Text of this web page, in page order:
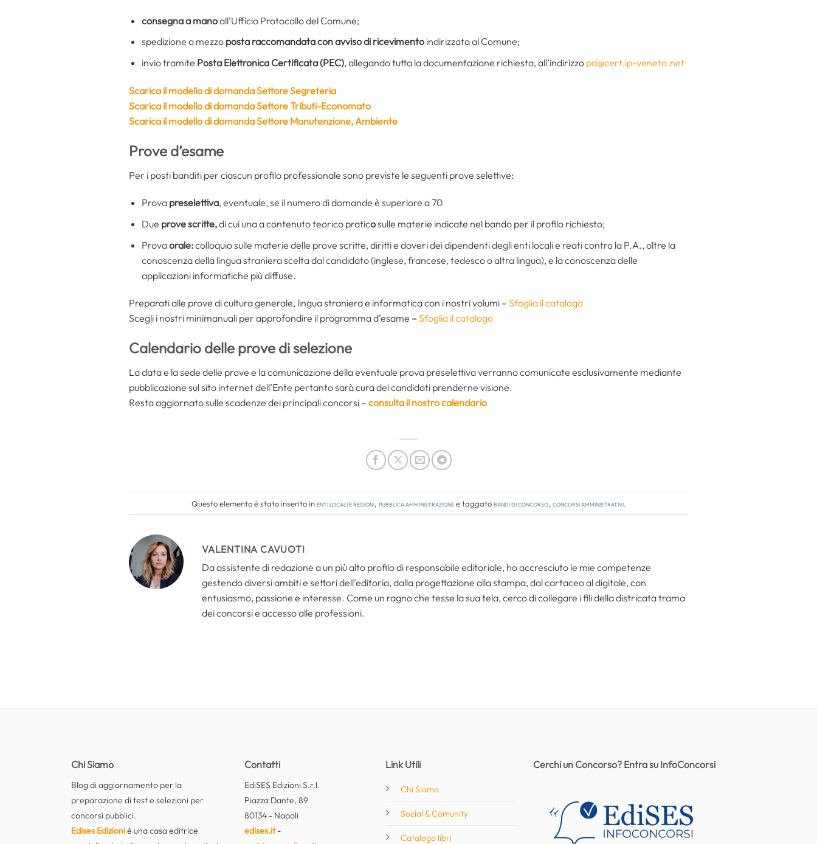
consegna a manoall’Ufficio Protocollo del Comune;
spedizione a mezzo posta raccomandata con avviso di ricevimentoindirizzata al Comune;
invio tramite Posta Elettronica Certificata (PEC), allegando tutta la documentazione richiesta, all’indirizzo pd@cert.ip-veneto.net
Scarica il modello di domanda Settore Segreteria
Scarica il modello di domanda Settore Tributi-Economato
Scarica il modello di domanda Settore Manutenzione, Ambiente
Prove d’esame
Per i posti banditi per ciascun profilo professionale sono previste le seguenti prove selettive:
Prova preselettiva, eventuale, se il numero di domande è superiore a 70
Due provescritte,di cui una a contenuto teorico praticosulle materie indicate nel bando per il profilo richiesto;
Provaorale:colloquio sulle materie delle prove scritte, diritti e doveri dei dipendenti degli enti locali e reati contro la P.A., oltre la
conoscenza della lingua straniera scelta dal candidato (inglese, francese, tedesco o altra lingua), e la conoscenza delle
applicazioni informatiche più diffuse.
Preparati alle prove di cultura generale, lingua straniera e informatica con i nostri volumi – Sfoglia il catalogo
Scegli i nostri minimanuali per approfondire il programma d’esame –Sfoglia il catalogo
Calendario delle prove di selezione
La data e la sede delle prove e la comunicazione della eventuale prova preselettiva verranno comunicate esclusivamente mediante
pubblicazione sul sito internet dell’Ente pertanto sarà cura dei candidati prenderne visione.
Resta aggiornato sulle scadenze dei principali concorsi – consulta il nostro calendario
Questo elemento è stato inserito inEnti locali e regioni, Pubblica amministrazionee taggatobandi di concorso, concorsi amministrativi.
VALENTINA CAVUOTI
Da assistente di redazione a un più alto profilo di responsabile editoriale, ho accresciuto le mie competenze
gestendo diversi ambiti e settori dell’editoria, dalla progettazione alla stampa, dal cartaceo al digitale, con
entusiasmo, passione e interesse. Come un ragno che tesse la sua tela, cerco di collegare i fili della districata trama
dei concorsi e accesso alle professioni.
Chi Siamo
Blog di aggiornamento per la
preparazione di test e selezioni per
concorsi pubblici.
Edises Edizioniè una casa editrice
Contatti
EdiSES Edizioni S.r.l.
Piazza Dante, 89
80134 - Napoli
edises.it-
Link Utili
Chi Siamo
Social & Comunity
Catalogo libri
Cerchi un Concorso? Entra su InfoConcorsi